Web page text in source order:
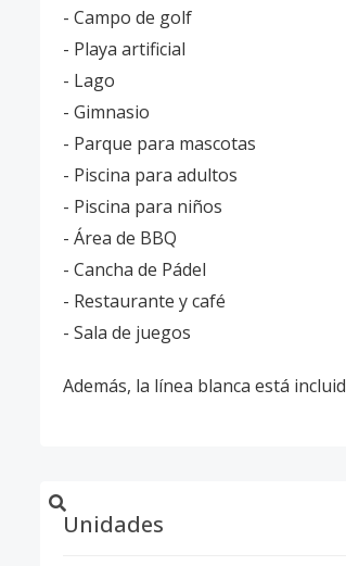
- Campo de golf
- Playa artificial
- Lago
- Gimnasio
- Parque para mascotas
- Piscina para adultos
- Piscina para niños
- Área de BBQ
- Cancha de Pádel
- Restaurante y café
- Sala de juegos
Además, la línea blanca está
Unidades